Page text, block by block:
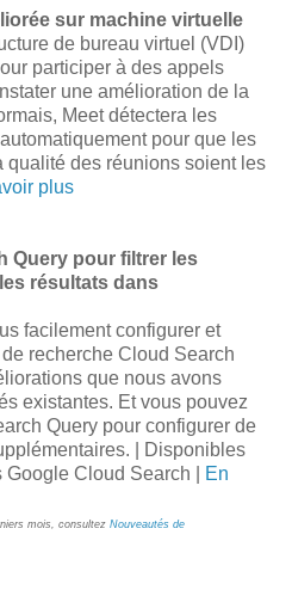
sur machine virtuelle
de bureau virtuel (VDI)
participer à des appels
une amélioration de la
Meet détectera les
pour que les
qualité des réunions soient les
plus
Query pour filtrer les
résultats dans
facilement configurer et
recherche Cloud Search
que nous avons
existantes. Et vous pouvez
Query pour configurer de
| Disponibles
Cloud Search |
En
mois, consultez Nouveautés de